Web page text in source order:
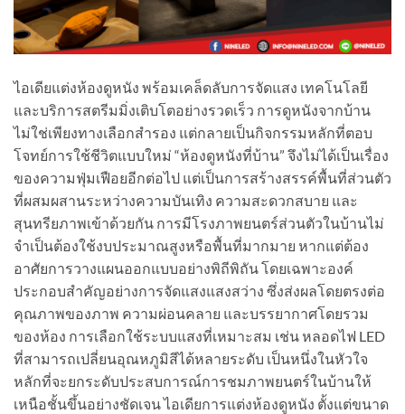
ไอเดียแต่งห้องดูหนัง พร้อมเคล็ดลับการจัดแสง เทคโนโลยี
และบริการสตรีมมิ่งเติบโตอย่างรวดเร็ว การดูหนังจากบ้าน
ไม่ใช่เพียงทางเลือกสำรอง แต่กลายเป็นกิจกรรมหลักที่ตอบ
โจทย์การใช้ชีวิตแบบใหม่ “ห้องดูหนังที่บ้าน” จึงไม่ได้เป็นเรื่อง
ของความฟุ่มเฟือยอีกต่อไป แต่เป็นการสร้างสรรค์พื้นที่ส่วนตัว
ที่ผสมผสานระหว่างความบันเทิง ความสะดวกสบาย และ
สุนทรียภาพเข้าด้วยกัน การมีโรงภาพยนตร์ส่วนตัวในบ้านไม่
จำเป็นต้องใช้งบประมาณสูงหรือพื้นที่มากมาย หากแต่ต้อง
อาศัยการวางแผนออกแบบอย่างพิถีพิถัน โดยเฉพาะองค์
ประกอบสำคัญอย่างการจัดแสงแสงสว่าง ซึ่งส่งผลโดยตรงต่อ
คุณภาพของภาพ ความผ่อนคลาย และบรรยากาศโดยรวม
ของห้อง การเลือกใช้ระบบแสงที่เหมาะสม เช่น หลอดไฟ LED
ที่สามารถเปลี่ยนอุณหภูมิสีได้หลายระดับ เป็นหนึ่งในหัวใจ
หลักที่จะยกระดับประสบการณ์การชมภาพยนตร์ในบ้านให้
เหนือชั้นขึ้นอย่างชัดเจน ไอเดียการแต่งห้องดูหนัง ตั้งแต่ขนาด